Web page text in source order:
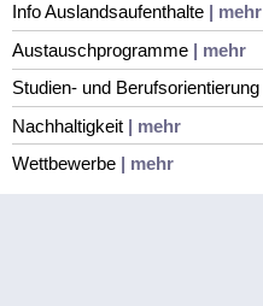
Info Auslandsaufenthalte | mehr
Austauschprogramme | mehr
Studien- und Berufsorientierung
Nachhaltigkeit | mehr
Wettbewerbe | mehr